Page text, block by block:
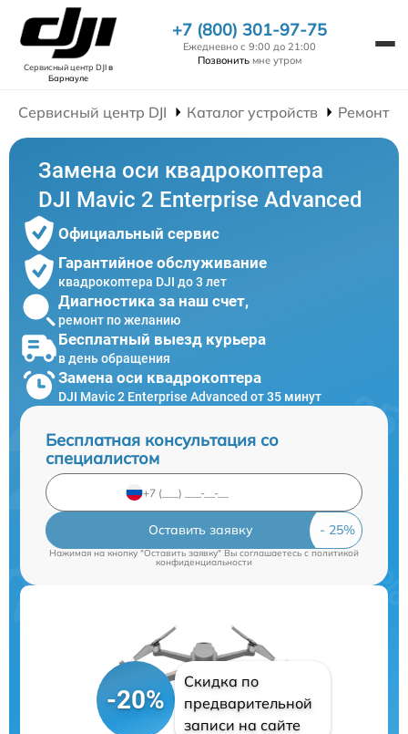
Сервисный центр DJIв
Барнауле
+7 (800) 301-97-75
Ежедневно с 9:00 до 21:00
Позвонить мне утром
Сервисный центр DJI Каталог устройств Ремонт
Замена оси квадрокоптера
DJI Mavic 2 Enterprise Advanced
Официальный сервис
Гарантийное обслуживание
квадрокоптера DJI до 3 лет
Диагностика за наш счет,
ремонт по желанию
Бесплатный выезд курьера
в день обращения
Замена оси квадрокоптера
DJI Mavic 2 Enterprise Advanced от 35 минут
Бесплатная консультация со
специалистом
Оставить заявку
Нажимая на кнопку "Оставить заявку" Вы соглашаетесь cполитикой
конфиденциальности
-20%
Скидка по
предварительной
записи на сайте